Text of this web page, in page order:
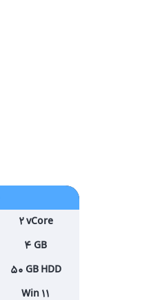
2 vCore
4 GB
50 GB HDD
Win 11